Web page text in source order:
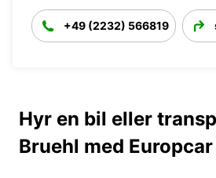
+49 (2232) 566819
Hyr en bil eller
Bruehl med Europcar